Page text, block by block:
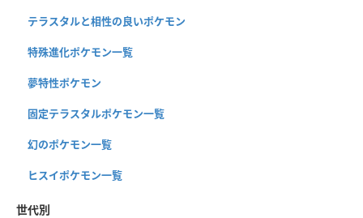
テラスタルと相性の良いポケモン
特殊進化ポケモン一覧
夢特性ポケモン
固定テラスタルポケモン一覧
幻のポケモン一覧
ヒスイポケモン一覧
世代別